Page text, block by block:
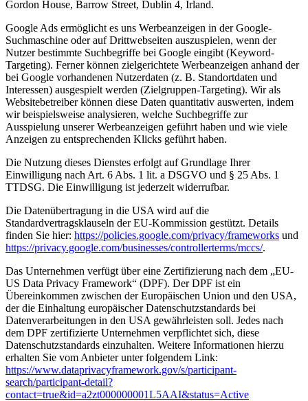
Gordon House, Barrow Street, Dublin 4, Irland.
Google Ads ermöglicht es uns Werbeanzeigen in der Google-
Suchmaschine oder auf Drittwebseiten auszuspielen, wenn der
Nutzer bestimmte Suchbegriffe bei Google eingibt (Keyword-
Targeting). Ferner können zielgerichtete Werbeanzeigen anhand der
bei Google vorhandenen Nutzerdaten (z. B. Standortdaten und
Interessen) ausgespielt werden (Zielgruppen-Targeting). Wir als
Websitebetreiber können diese Daten quantitativ auswerten, indem
wir beispielsweise analysieren, welche Suchbegriffe zur
Ausspielung unserer Werbeanzeigen geführt haben und wie viele
Anzeigen zu entsprechenden Klicks geführt haben.
Die Nutzung dieses Dienstes erfolgt auf Grundlage Ihrer
Einwilligung nach Art. 6 Abs. 1 lit. a DSGVO und § 25 Abs. 1
TTDSG. Die Einwilligung ist jederzeit widerrufbar.
Die Datenübertragung in die USA wird auf die
Standardvertragsklauseln der EU-Kommission gestützt. Details
finden Sie hier: https://policies.google.com/privacy/frameworks und
https://privacy.google.com/businesses/controllerterms/mccs/.
Das Unternehmen verfügt über eine Zertifizierung nach dem „EU-
US Data Privacy Framework“ (DPF). Der DPF ist ein
Übereinkommen zwischen der Europäischen Union und den USA,
der die Einhaltung europäischer Datenschutzstandards bei
Datenverarbeitungen in den USA gewährleisten soll. Jedes nach
dem DPF zertifizierte Unternehmen verpflichtet sich, diese
Datenschutzstandards einzuhalten. Weitere Informationen hierzu
erhalten Sie vom Anbieter unter folgendem Link:
https://www.dataprivacyframework.gov/s/participant-
search/participant-detail?
contact=true&id=a2zt000000001L5AAI&status=Active